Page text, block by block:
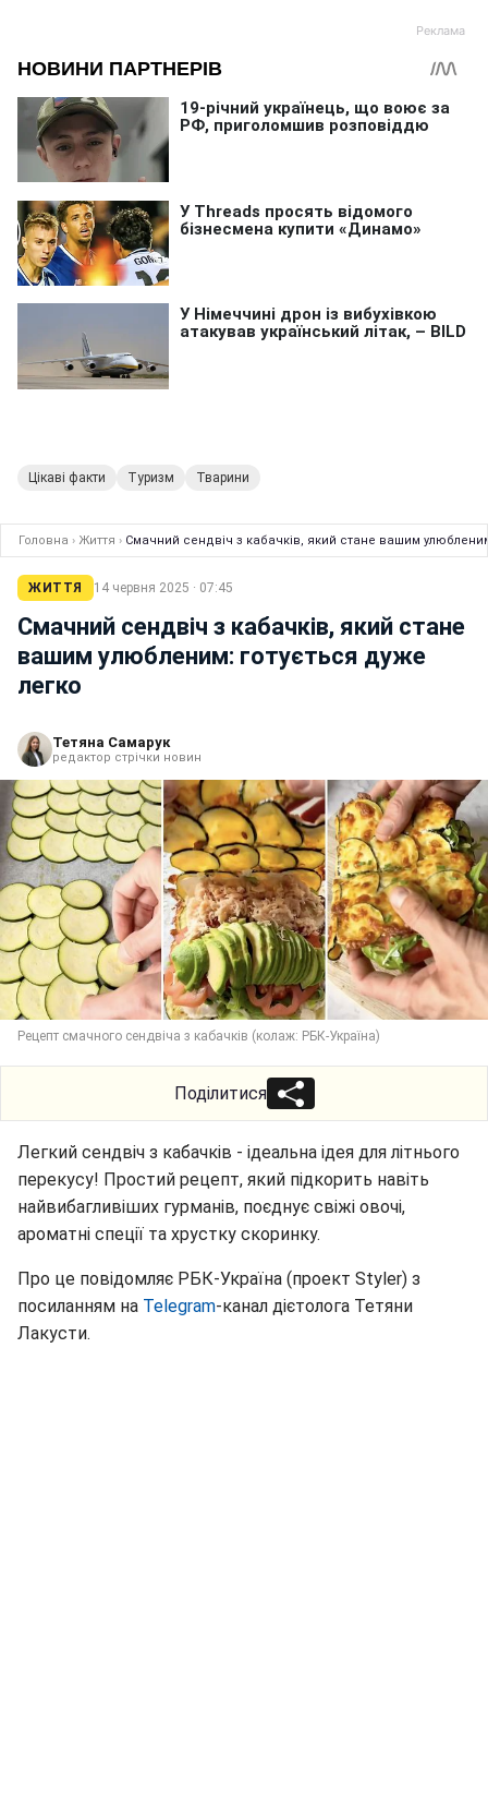
Цікаві факти Туризм Тварини
Головна › Життя › Смачний сендвіч з кабачків, який стане вашим
ЖИТТЯ 14 червня 2025 · 07:45
Смачний сендвіч з кабачків, який стане
вашим улюбленим: готується дуже
легко
Тетяна Самарук
редактор стрічки новин
Рецепт смачного сендвіча з кабачків (колаж: РБК-Україна)
Поділитися
Легкий сендвіч з кабачків - ідеальна ідея для літнього
перекусу! Простий рецепт, який підкорить навіть
найвибагливіших гурманів, поєднує свіжі овочі,
ароматні спеції та хрустку скоринку.
Про це повідомляє РБК-Україна (проект Styler) з
посиланням на Telegram-канал дієтолога Тетяни
Лакусти.